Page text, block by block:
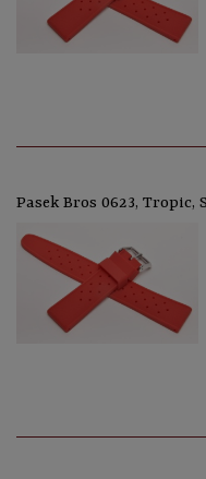
Pasek Bros 0623, Tropic,